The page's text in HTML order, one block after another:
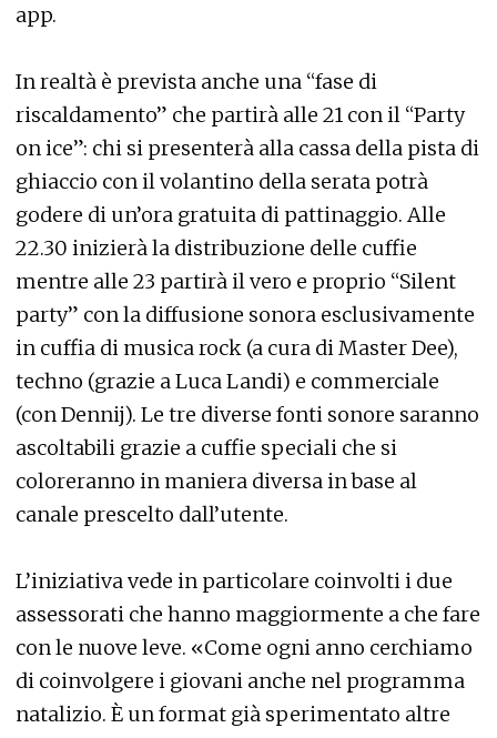
app.
In realtà è prevista anche una “fase di
riscaldamento” che partirà alle 21 con il “Party
on ice”: chi si presenterà alla cassa della pista di
ghiaccio con il volantino della serata potrà
godere di un’ora gratuita di pattinaggio. Alle
22.30 inizierà la distribuzione delle cuffie
mentre alle 23 partirà il vero e proprio “Silent
party” con la diffusione sonora esclusivamente
in cuffia di musica rock (a cura di Master Dee),
techno (grazie a Luca Landi) e commerciale
(con Dennij). Le tre diverse fonti sonore saranno
ascoltabili grazie a cuffie speciali che si
coloreranno in maniera diversa in base al
canale prescelto dall’utente.
L’iniziativa vede in particolare coinvolti i due
assessorati che hanno maggiormente a che fare
con le nuove leve. «Come ogni anno cerchiamo
di coinvolgere i giovani anche nel programma
natalizio. È un format già sperimentato altre